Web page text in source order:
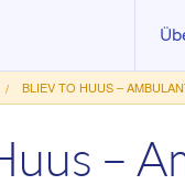
BLIEV TO HUUS –
–